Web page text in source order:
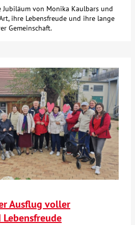
von Monika Kaulbars und
ihre Lebensfreude und ihre lange
Gemeinschaft.
Ausflug voller